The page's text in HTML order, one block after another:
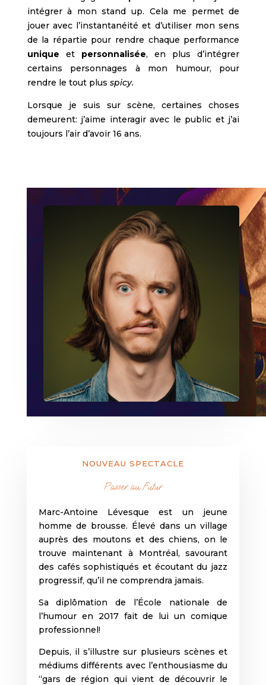
intégrer à mon stand up. Cela me permet de
jouer avec l’instantanéité et d’utiliser mon sens
de la répartie pour rendre chaque performance
unique et personnalisée, en plus d’intégrer
certains personnages à mon humour, pour
rendre le tout plus spicy.
Lorsque je suis sur scène, certaines choses
demeurent: j’aime interagir avec le public et j’ai
toujours l’air d’avoir 16 ans.
NOUVEAU SPECTACLE
Passer au Futur
Marc-Antoine Lévesque est un jeune
homme de brousse. Élevé dans un village
auprès des moutons et des chiens, on le
trouve maintenant à Montréal, savourant
des cafés sophistiqués et écoutant du jazz
progressif, qu’il ne comprendra jamais.
Sa diplômation de l’École nationale de
l’humour en 2017 fait de lui un comique
professionnel!
Depuis, il s’illustre sur plusieurs scènes et
médiums différents avec l’enthousiasme du
“gars de région qui vient de découvrir le